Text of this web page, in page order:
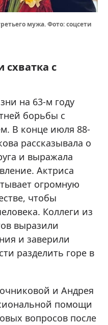
мужа. Фото: соцсети
схватка с
на 63-м году
борьбы с
В конце июля 88-
рассказывала о
и выражала
Актриса
огромную
чтобы
Коллеги из
выразили
и заверили
разделить горе в
и Андрея
помощи
вопросов после